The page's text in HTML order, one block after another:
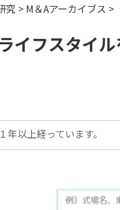
究 > M＆Aアーカイブス >
イフスタイ
以上経っています。